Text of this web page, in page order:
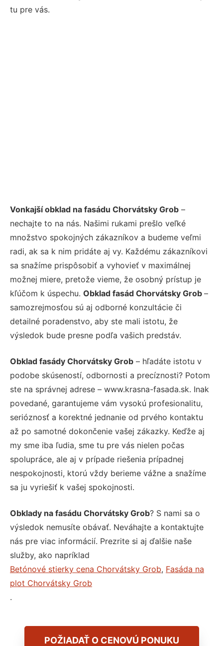
tu pre vás.
Vonkajší obklad na fasádu Chorvátsky Grob –
nechajte to na nás. Našimi rukami prešlo veľké
množstvo spokojných zákazníkov a budeme veľmi
radi, ak sa k nim pridáte aj vy. Každému zákazníkovi
sa snažíme prispôsobiť a vyhovieť v maximálnej
možnej miere, pretože vieme, že osobný prístup je
kľúčom k úspechu. Obklad fasád Chorvátsky Grob –
samozrejmosťou sú aj odborné konzultácie či
detailné poradenstvo, aby ste mali istotu, že
výsledok bude presne podľa vašich predstáv.
Obklad fasády Chorvátsky Grob – hľadáte istotu v
podobe skúseností, odbornosti a precíznosti? Potom
ste na správnej adrese – www.krasna-fasada.sk. Inak
povedané, garantujeme vám vysokú profesionalitu,
serióznosť a korektné jednanie od prvého kontaktu
až po samotné dokončenie vašej zákazky. Keďže aj
my sme iba ľudia, sme tu pre vás nielen počas
spolupráce, ale aj v prípade riešenia prípadnej
nespokojnosti, ktorú vždy berieme vážne a snažíme
sa ju vyriešiť k vašej spokojnosti.
Obklady na fasádu Chorvátsky Grob? S nami sa o
výsledok nemusíte obávať. Neváhajte a kontaktujte
nás pre viac informácií. Prezrite si aj ďalšie naše
služby, ako napríklad
Betónové stierky cena Chorvátsky Grob, Fasáda na
plot Chorvátsky Grob
.
POŽIADAŤ O CENOVÚ PONUKU